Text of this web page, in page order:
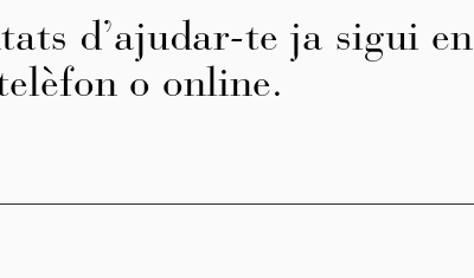
d’ajudar-te ja sigui en
o online.